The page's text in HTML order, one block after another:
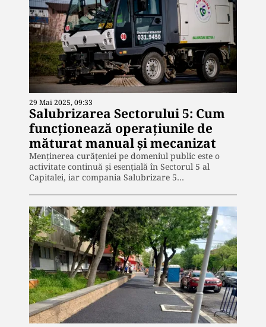
29 Mai 2025, 09:33
Salubrizarea Sectorului 5: Cum
funcționează operațiunile de
măturat manual și mecanizat
Menținerea curățeniei pe domeniul public este o
activitate continuă și esențială în Sectorul 5 al
Capitalei, iar compania Salubrizare 5…